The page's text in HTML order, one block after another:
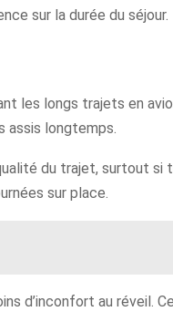
sur la durée du séjour.
les longs trajets en
assis longtemps.
du trajet, surtout si
sur place.
d’inconfort au réveil.